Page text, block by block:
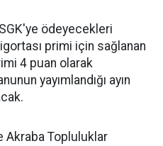
ödeyecekleri
primi için sağlanan
4 puan olarak
yayımlandığı ayın
Akraba Topluluklar